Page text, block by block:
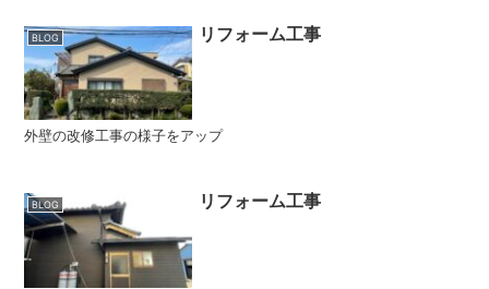
BLOG リフォーム工事
外壁の改修工事の様子をアップ
BLOG リフォーム工事